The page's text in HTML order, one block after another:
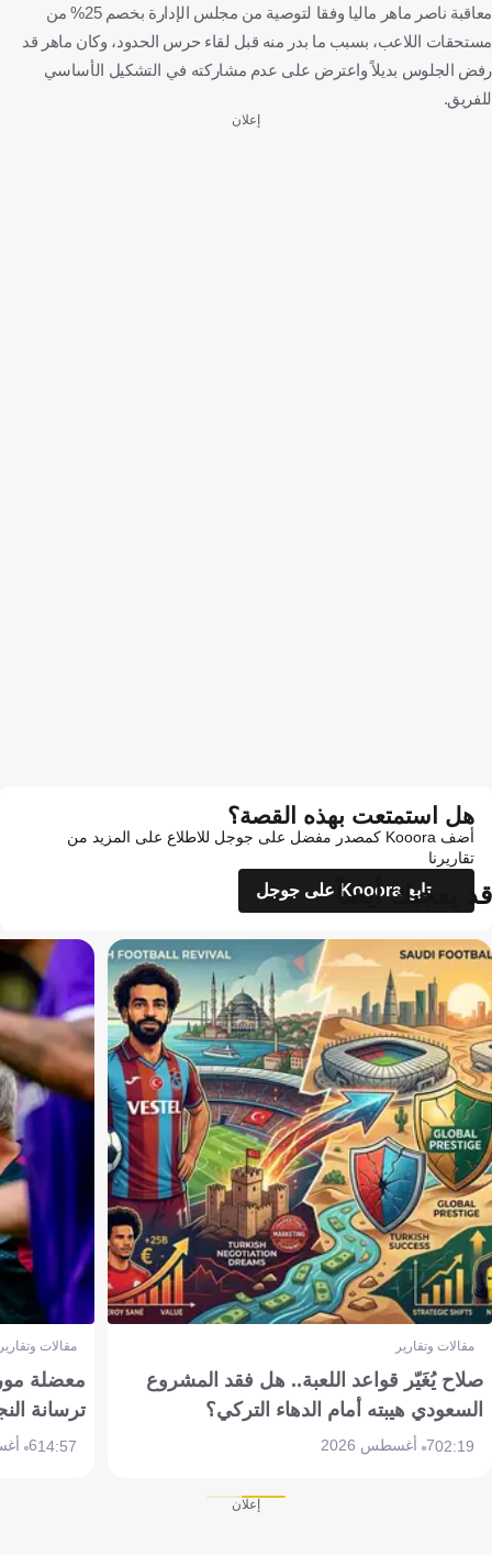
معاقبة ناصر ماهر ماليا وفقا لتوصية من مجلس الإدارة بخصم 25% من
مستحقات اللاعب، بسبب ما بدر منه قبل لقاء حرس الحدود، وكان ماهر قد
رفض الجلوس بديلاً واعترض على عدم مشاركته في التشكيل الأساسي
للفريق.
إعلان
هل استمتعت بهذه القصة؟
أضف Kooora كمصدر مفضل على جوجل للاطلاع على المزيد من
تقاريرنا
تابع Kooora على جوجل
قد يعجبك أيضاً
مقالات وتقارير
صلاح يُغَيّر قواعد اللعبة.. هل فقد المشروع
السعودي هيبته أمام الدهاء التركي؟
02:197 أغسطس 2026
مقالات
معضلة
ترسانة
14:576 أغسطس 2026
إعلان